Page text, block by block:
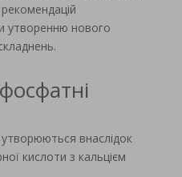
утворенню нового
внаслідок
кислоти з кальцієм